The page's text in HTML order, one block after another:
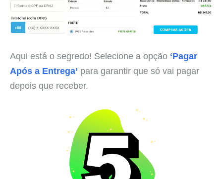
Aqui está o segredo! Selecione a opção ‘Pagar
Após a Entrega’ para garantir que só vai pagar
depois que receber.